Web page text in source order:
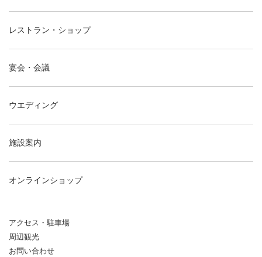
レストラン・ショップ
宴会・会議
ウエディング
施設案内
オンラインショップ
アクセス・駐車場
周辺観光
お問い合わせ